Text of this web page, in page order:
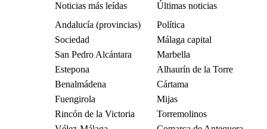
Noticias más leídas
Últimas noticias
Andalucía (provincias)
Política
Sociedad
Málaga capital
San Pedro Alcántara
Marbella
Estepona
Alhaurín de la Torre
Benalmádena
Cártama
Fuengirola
Mijas
Rincón de la Victoria
Torremolinos